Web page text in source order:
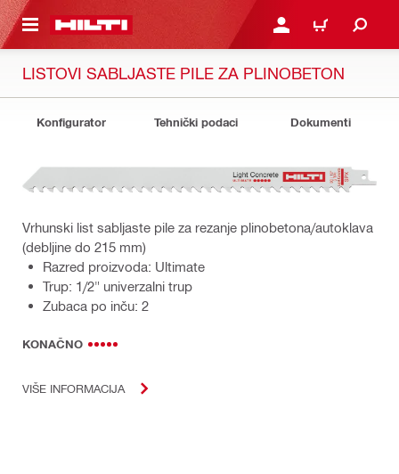
GLAVNI SADRŽAJ PRIJAVI SE ILI SE
KOŠARICA
LISTOVI SABLJASTE PILE ZA PLINOBETON
Konfigurator Tehnički podaci Dokumenti
Vrhunski list sabljaste pile za rezanje plinobetona/autoklava
(debljine do 215 mm)
Razred proizvoda: Ultimate
Trup: 1/2" univerzalni trup
Zubaca po inču: 2
KONAČNO
VIŠE INFORMACIJA